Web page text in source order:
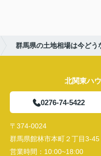
群馬県の土地相場は今ど
北関東ハ
0276-74-5422
〒374-0024
群馬県館林市本町２丁目3-45
営業時間： 10:00~18:00